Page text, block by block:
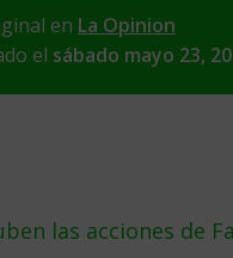
en La Opinion
el sábado mayo 23,
las acciones de